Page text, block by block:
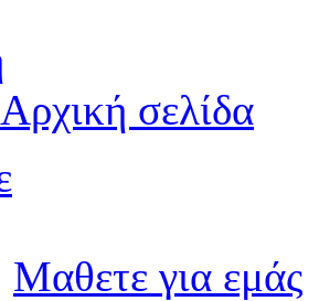
Αρχική σελίδα
Μαθετε για εμάς